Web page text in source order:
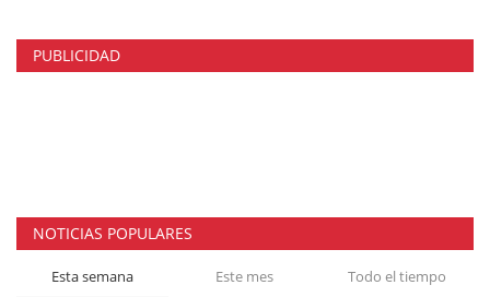
PUBLICIDAD
NOTICIAS POPULARES
Esta semana Este mes Todo el tiempo